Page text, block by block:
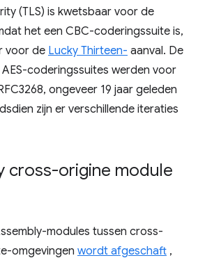
(TLS) is kwetsbaar voor de
het een CBC-coderingssuite is,
voor de Lucky Thirteen- aanval. De
coderingssuites werden voor
ongeveer 19 jaar geleden
zijn er verschillende iteraties
cross-origine module
modules tussen cross-
omgevingen wordt afgeschaft ,